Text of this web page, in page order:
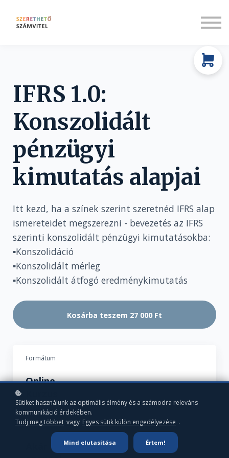
Társadalmi felelősségvállalás
IFRS 1.0:
Konszolidált
pénzügyi
kimutatás alapjai
Itt kezd, ha a színek szerint szeretnéd IFRS alap
ismereteidet megszerezni - bevezetés az IFRS
szerinti konszolidált pénzügyi kimutatásokba:
▪️Konszolidáció
▪️Konszolidált mérleg
▪️Konszolidált átfogó eredménykimutatás
Kosárba teszem 27 000 Ft
Formátum
Online
Indulás
Sütiket használunk az optimális élmény és a számodra releváns
kommunikáció érdekében.
Tudj meg többet vagy Egyes sütik külön engedélyezése .
Mind elutasítása Értem!